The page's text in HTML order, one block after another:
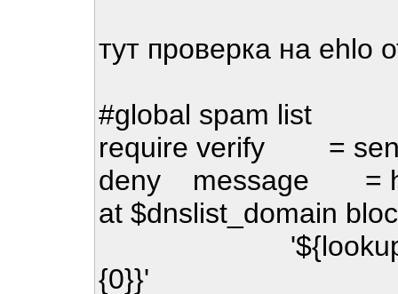
тут проверка на ehlo
#global spam list
require verify =
deny message =
at $dnslist_domain
'${lookup
{0}}'